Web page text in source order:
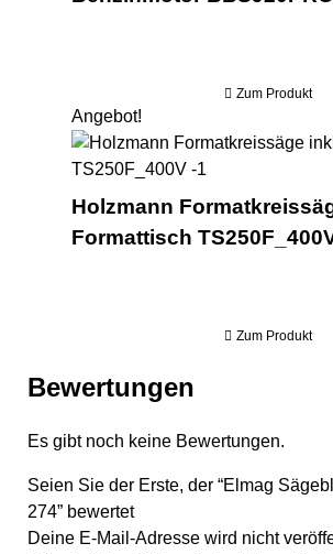
Zum Produkt
Angebot!
Holzmann
Formattisch
Zum Produkt
Bewertungen
Es gibt noch keine Bewertungen.
Seien Sie der Erste, der “Elmag
274” bewertet
Deine E-Mail-Adresse wird nicht